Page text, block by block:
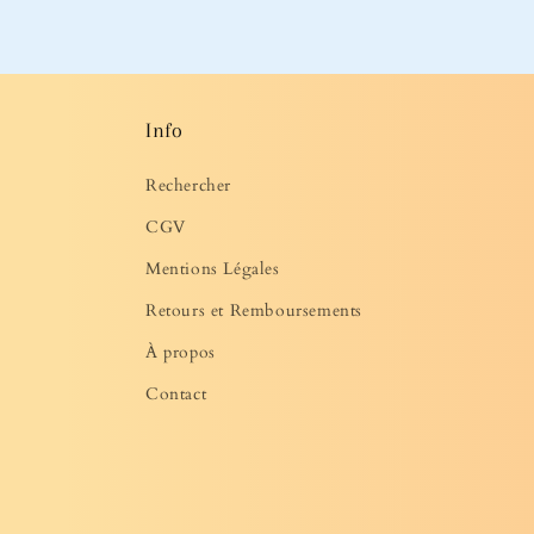
Info
Rechercher
CGV
Mentions Légales
Retours et Remboursements
À propos
Contact